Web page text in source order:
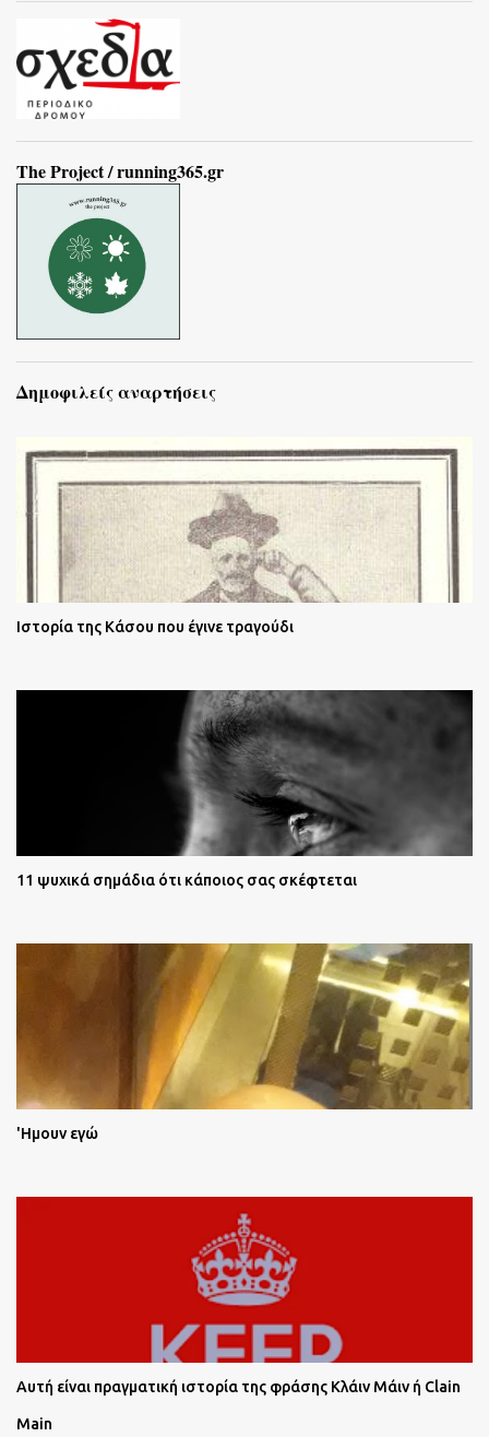
The Project / running365.gr
Δημοφιλείς αναρτήσεις
Ιστορία της Κάσου που έγινε τραγούδι
11 ψυχικά σημάδια ότι κάποιος σας σκέφτεται
'Ημουν εγώ
Αυτή είναι πραγματική ιστορία της φράσης Κλάιν Μάιν ή Clain
Main